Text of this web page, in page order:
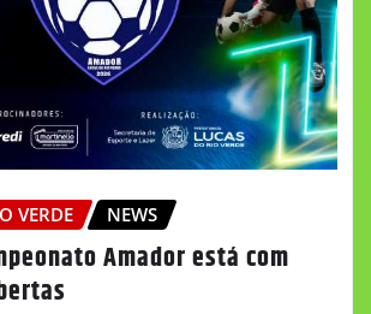
VERDE NEWS
Amador está com